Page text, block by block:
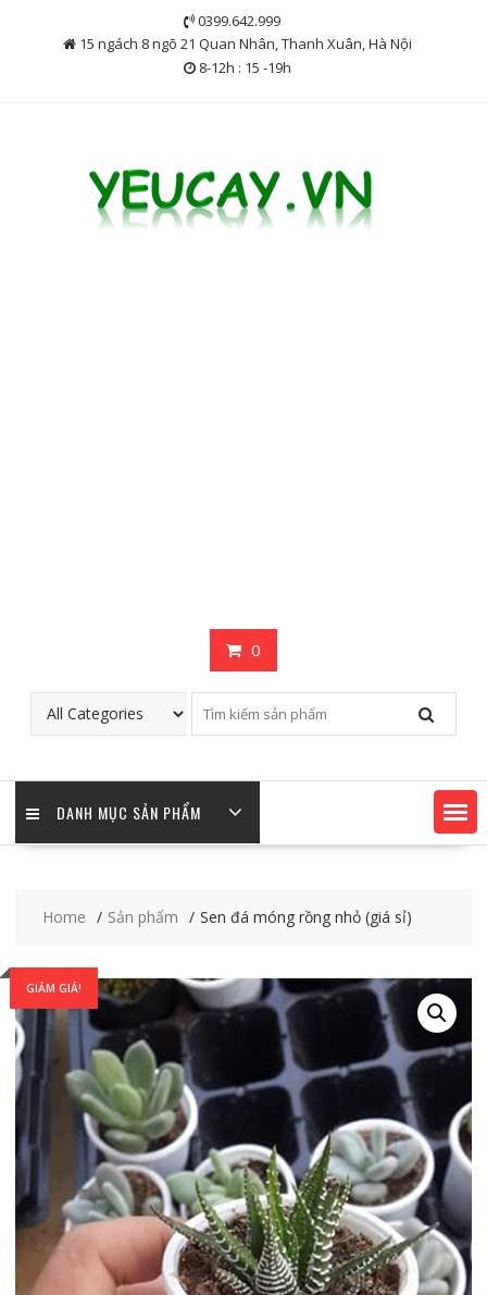
0399.642.999
15 ngách 8 ngõ 21 Quan Nhân, Thanh Xuân, Hà Nội
8-12h : 15 -19h
0
DANH MỤC SẢN PHẨM
Home Sản phẩm Sen đá móng rồng nhỏ (giá sỉ)
GIẢM GIÁ!